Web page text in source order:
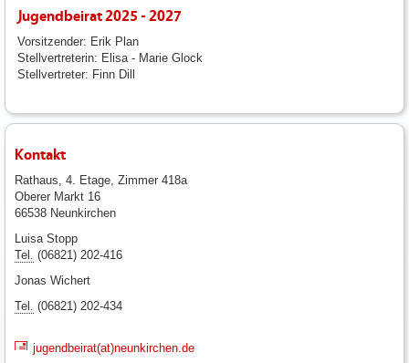
Jugendbeirat 2025 - 2027
Vorsitzender: Erik Plan
Stellvertreterin: Elisa - Marie Glock
Stellvertreter: Finn Dill
Kontakt
Rathaus, 4. Etage, Zimmer 418a
Oberer Markt 16
66538 Neunkirchen
Luisa Stopp
Tel. (06821) 202-416
Jonas Wichert
Tel. (06821) 202-434
jugendbeirat(at)neunkirchen.de